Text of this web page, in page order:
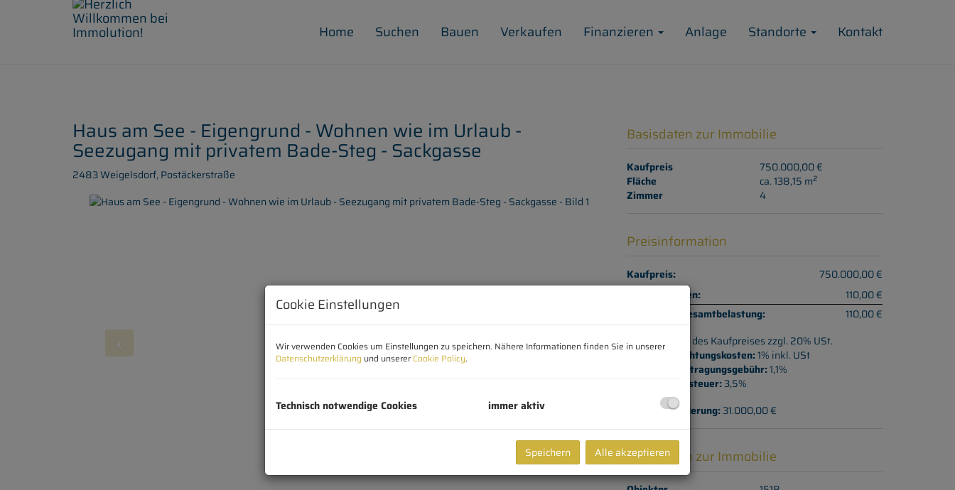
Home Suchen Bauen Verkaufen Finanzieren Anlage Standorte Kontakt
Haus am See - Eigengrund - Wohnen wie im Urlaub -
Seezugang mit privatem Bade-Steg - Sackgasse
2483 Weigelsdorf, Postäckerstraße
Basisdaten zur Immobilie
Kaufpreis
750.000,00 €
Fläche
ca. 138,15 m2
Zimmer 4
Preisinformation
Kaufpreis:
750.000,00 €
Betriebskosten:
110,00 €
monatliche Gesamtbelastung:
110,00 €
Provision:
3% des Kaufpreises zzgl. 20% USt.
Vertragserrichtungskosten:1% inkl. USt
Grundbucheintragungsgebühr:1,1%
Grunderwerbsteuer:3,5%
Wohnbauförderung:31.000,00 €
Basisdaten zur Immobilie
Cookie Einstellungen
Wir verwenden Cookies um Einstellungen zu speichern. Nähere Informationen finden Sie in unserer
Datenschutzerklärung und unserer Cookie Policy.
Technisch notwendige Cookies immer aktiv
Speichern Alle akzeptieren